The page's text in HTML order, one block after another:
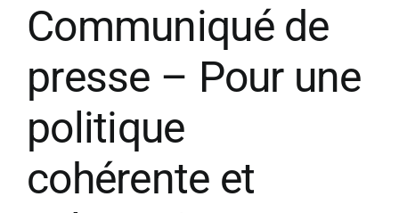
Communiqué de
presse – Pour une
politique
cohérente et